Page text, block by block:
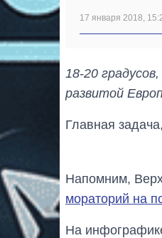
17 января 2018,
18-20
развитой
Главная
Напомним,
мораторий на
На